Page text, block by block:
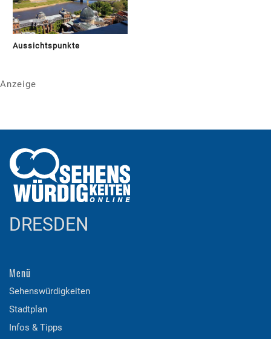
Aussichtspunkte
Anzeige
DRESDEN
Menü
Sehenswürdigkeiten
Stadtplan
Infos & Tipps